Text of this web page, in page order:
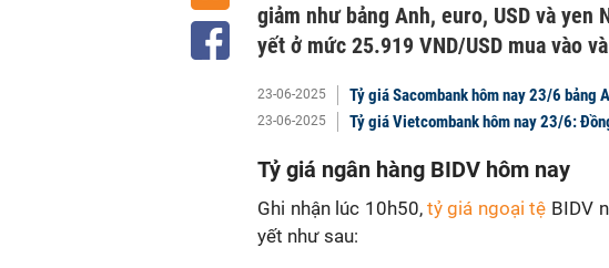
giảm như bảng Anh, euro, USD và yen
yết ở mức 25.919 VND/USD mua vào
23-06-2025 Tỷ giá Sacombank hôm nay 23/6 bảng
23-06-2025 Tỷ giá Vietcombank hôm nay 23/6:
Tỷ giá ngân hàng BIDV hôm nay
Ghi nhận lúc 10h50, tỷ giá ngoại tệ BIDV
yết như sau: